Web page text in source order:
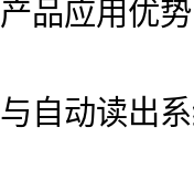
产品应用优势
与自动读出